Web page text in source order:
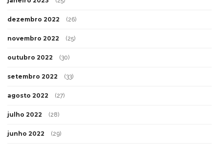
dezembro 2022 (26)
novembro 2022 (25)
outubro 2022 (30)
setembro 2022 (33)
agosto 2022 (27)
julho 2022 (28)
junho 2022 (29)